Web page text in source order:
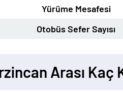
Yürüme Mesafesi
Otobüs Sefer Sayısı
Arası Kaç